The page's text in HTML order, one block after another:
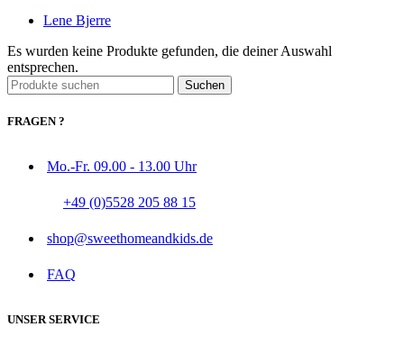
Lene Bjerre
Es wurden keine Produkte gefunden, die deiner Auswahl
entsprechen.
Suchen
FRAGEN ?
Mo.-Fr. 09.00 - 13.00 Uhr
+49 (0)5528 205 88 15
shop@sweethomeandkids.de
FAQ
UNSER SERVICE